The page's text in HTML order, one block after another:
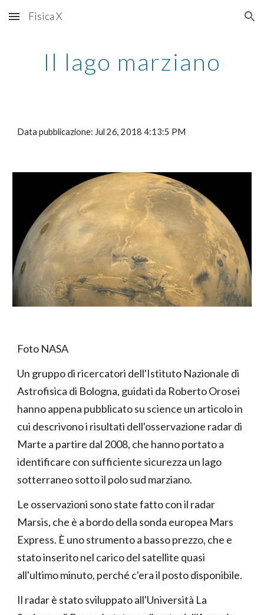
Skip to main content Skip to navigation
Fisica X
Il lago marziano
Data pubblicazione: Jul 26, 2018 4:13:5 PM
Foto NASA
Un gruppo di ricercatori dell'Istituto Nazionale di
Astrofisica di Bologna, guidati da Roberto Orosei
hanno appena pubblicato su science un articolo in
cui descrivono i risultati dell'osservazione radar di
Marte a partire dal 2008, che hanno portato a
identificare con sufficiente sicurezza un lago
sotterraneo sotto il polo sud marziano.
Le osservazioni sono state fatto con il radar
Marsis, che è a bordo della sonda europea Mars
Express. È uno strumento a basso prezzo, che e
stato inserito nel carico del satellite quasi
all'ultimo minuto, perché c'era il posto disponibile.
Il radar è stato sviluppato all'Università La